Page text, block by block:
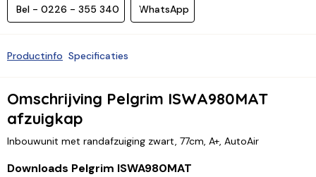
Bel - 0226 - 355 340 WhatsApp
Productinfo Specificaties
Omschrijving Pelgrim ISWA980MAT
afzuigkap
Inbouwunit met randafzuiging zwart, 77cm, A+, AutoAir
Downloads Pelgrim ISWA980MAT